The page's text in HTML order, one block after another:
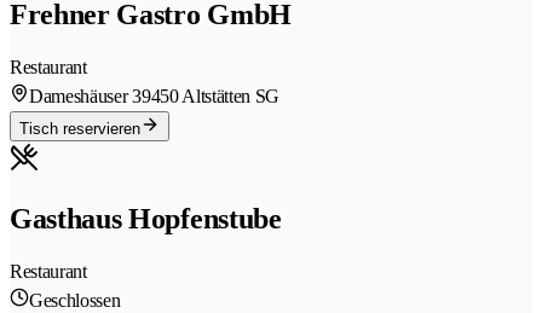
Frehner Gastro GmbH
Restaurant
Dameshäuser 39450 Altstätten SG
Tisch reservieren
Gasthaus Hopfenstube
Restaurant
Geschlossen